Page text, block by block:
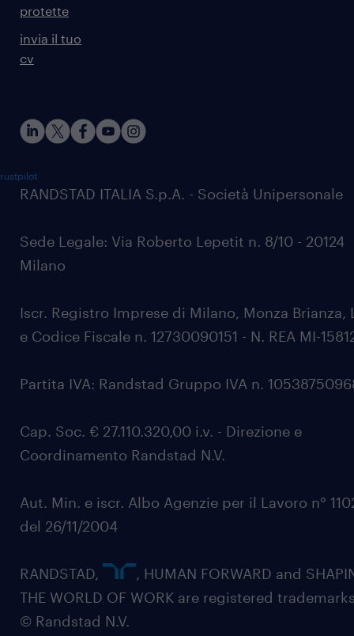
protette
invia il tuo
cv
RANDSTAD ITALIA S.p.A. - Società Unipersonale
Sede Legale: Via Roberto Lepetit n. 8/10 - 20124
Milano
Iscr. Registro Imprese di Milano, Monza Brianza,
e Codice Fiscale n. 12730090151 - N. REA MI-
Partita IVA: Randstad Gruppo IVA n.
Cap. Soc. € 27.110.320,00 i.v. - Direzione e
Coordinamento Randstad N.V.
Aut. Min. e iscr. Albo Agenzie per il Lavoro n°
del 26/11/2004
RANDSTAD,
, HUMAN FORWARD and
THE WORLD OF WORK are registered
© Randstad N.V.